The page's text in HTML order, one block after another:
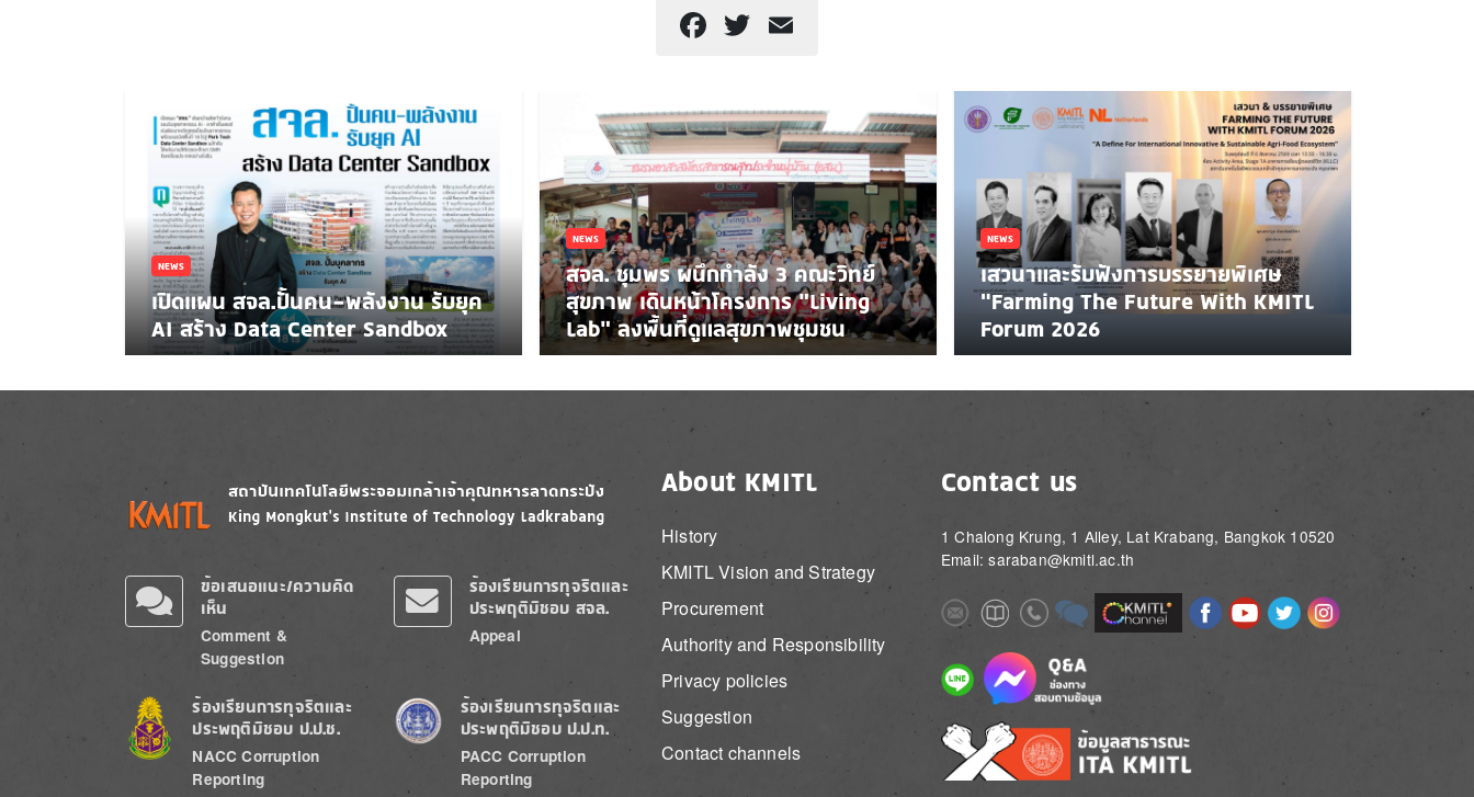
Facebook
Twitter
NEWS
เปิดแผน สจล.ปั้นคน-พลังงาน รับยุค
AI สร้าง Data Center Sandbox
NEWS
สจล. ชุมพร ผนึกกำลัง 3 คณะวิทย์
สุขภาพ เดินหน้าโครงการ “Living
Lab” ลงพื้นที่ดูแลสุขภาพชุมชน
NEWS
เสวนาและรับฟังการบรรยายพิเศษ
"Farming The Future With KMITL
Forum 2026
Image Image
ข้อเสนอแนะ/ความคิด
เห็น
Comment &
Suggestion
ร้องเรียนการทุจริตและ
ประพฤติมิชอบ สจล.
Appeal
Image
ร้องเรียนการทุจริตและ
ประพฤติมิชอบ ป.ป.ช.
NACC Corruption
Reporting
Image
ร้องเรียนการทุจริตและ
ประพฤติมิชอบ ป.ป.ท.
PACC Corruption
Reporting
About KMITL
History
KMITL Vision and Strategy
Procurement
Authority and Responsibility
Privacy policies
Suggestion
Contact channels
Contact us
1 Chalong Krung, 1 Alley, Lat Krabang, Bangkok 10520
Email: saraban@kmitl.ac.th
ImageImageImageImage Image ImageImageImageImage
Image Image
Image